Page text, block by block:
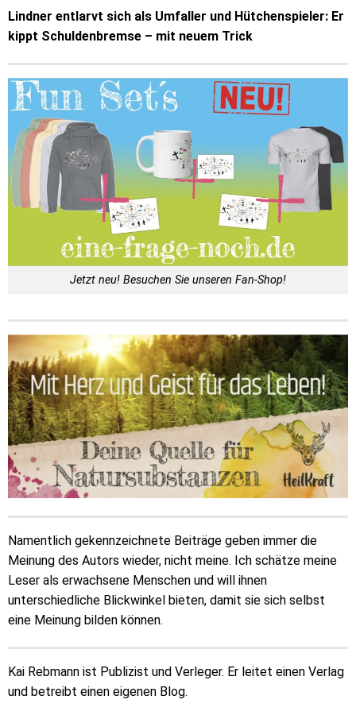
Lindner entlarvt sich als Umfaller und Hütchenspieler: Er
kippt Schuldenbremse – mit neuem Trick
Jetzt neu! Besuchen Sie unseren Fan-Shop!
Namentlich gekennzeichnete Beiträge geben immer die
Meinung des Autors wieder, nicht meine. Ich schätze meine
Leser als erwachsene Menschen und will ihnen
unterschiedliche Blickwinkel bieten, damit sie sich selbst
eine Meinung bilden können.
Kai Rebmann ist Publizist und Verleger. Er leitet einen Verlag
und betreibt einen eigenen Blog.